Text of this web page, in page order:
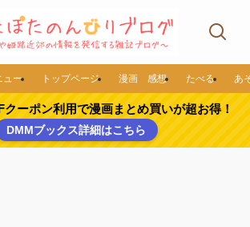
ュー トップページ 漫画 感想 たべる あ
クーポン利用で漫画まとめ買いが超お得！
DMMブックス詳細はこちら